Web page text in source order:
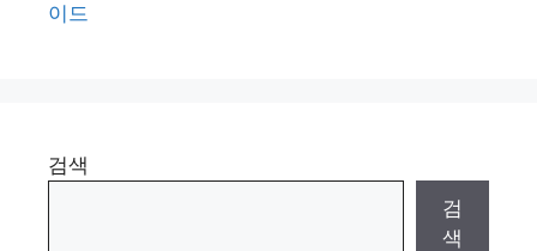
이드
검색
검
색